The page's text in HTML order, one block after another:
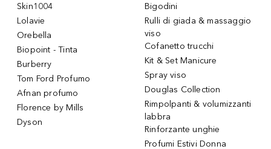
Skin1004
Lolavie
Orebella
Biopoint - Tinta
Burberry
Tom Ford Profumo
Afnan profumo
Florence by Mills
Dyson
Bigodini
Rulli di giada & massaggio
viso
Cofanetto trucchi
Kit & Set Manicure
Spray viso
Douglas Collection
Rimpolpanti & volumizzanti
labbra
Rinforzante unghie
Profumi Estivi Donna